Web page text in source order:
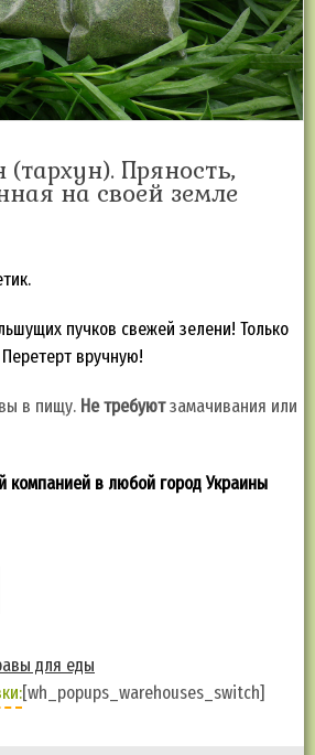
(тархун). Пряность,
на своей земле
пучков свежей зелени! Только
вручную!
в пищу. Не требуютзамачивания или
компанией в любой город Украины
для еды
[wh_popups_warehouses_switch]